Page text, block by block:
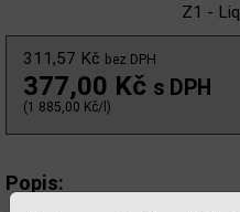
Z1 -
311,57 Kč bez DPH
377,00 Kč s DPH
(1 885,00 Kč/l)
Popis: